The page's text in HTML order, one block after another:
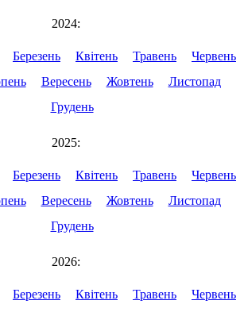
2024:
Березень Квітень Травень
Червень
Вересень Жовтень
Листопад
Грудень
2025:
Березень Квітень Травень
Червень
Вересень Жовтень
Листопад
Грудень
2026:
Березень Квітень Травень
Червень